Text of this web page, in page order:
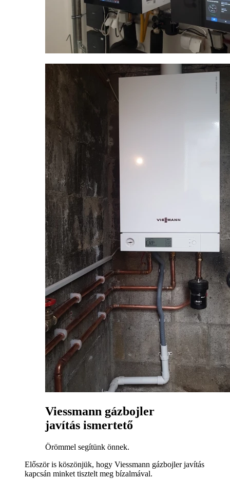
Viessmann gázbojler
javítás ismertető
Örömmel segítünk önnek.
Először is köszönjük, hogy Viessmann gázbojler javítás
kapcsán minket tisztelt meg bízalmával.